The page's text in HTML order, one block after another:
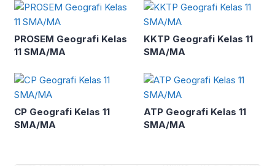
PROSEM Geografi Kelas
11 SMA/MA
KKTP Geografi Kelas 11
SMA/MA
CP Geografi Kelas 11
SMA/MA
ATP Geografi Kelas 11
SMA/MA